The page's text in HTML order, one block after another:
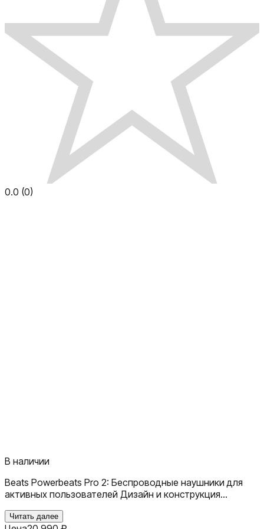
0.0 (0)
В наличии
Beats Powerbeats Pro 2: Беспроводные наушники для
активных пользователей Дизайн и конструкция
надежную фиксацию в ухе даже во время интенсивных
Читать далее